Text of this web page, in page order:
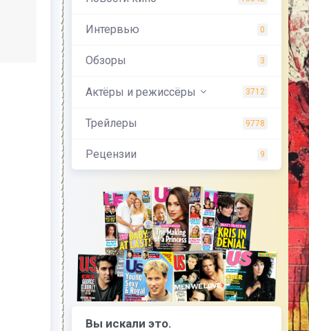
Интервью 0
Обзоры 3
Актёры и режиссёры 3712
Трейлеры 9778
Рецензии 9
Вы искали это.